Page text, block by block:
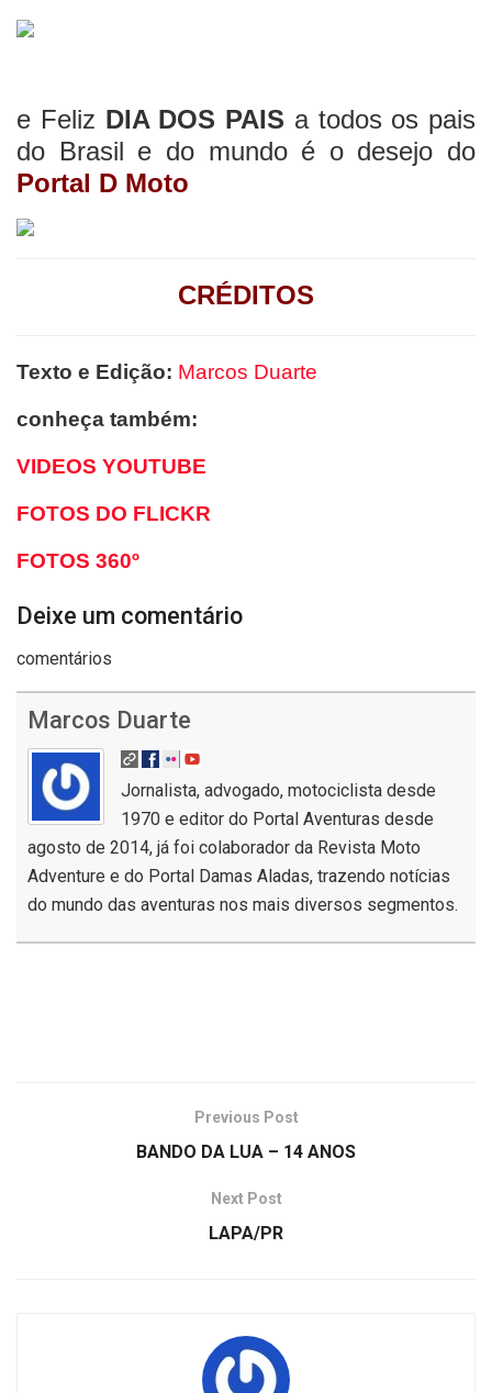
e Feliz DIA DOS PAIS a todos os pais
do Brasil e do mundo é o desejo do
Portal D Moto
CRÉDITOS
Texto e Edição: Marcos Duarte
conheça também:
VIDEOS YOUTUBE
FOTOS DO FLICKR
FOTOS 360º
Deixe um comentário
comentários
Marcos Duarte
Jornalista, advogado, motociclista desde
1970 e editor do Portal Aventuras desde
agosto de 2014, já foi colaborador da Revista Moto
Adventure e do Portal Damas Aladas, trazendo notícias
do mundo das aventuras nos mais diversos segmentos.
Previous Post
BANDO DA LUA – 14 ANOS
Next Post
LAPA/PR